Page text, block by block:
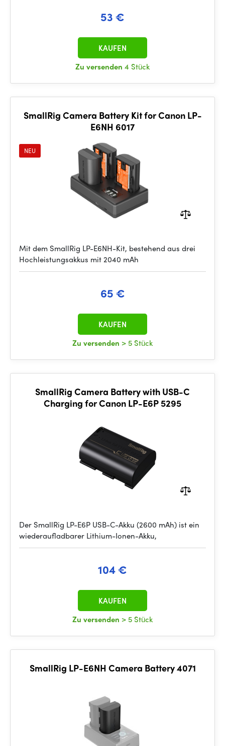
53 €
Zu versenden 4 Stück
KAUFEN
SmallRig Camera Battery Kit for Canon LP-
E6NH 6017
NEU
Mit dem SmallRig LP-E6NH-Kit, bestehend aus drei
Hochleistungsakkus mit 2040 mAh
65 €
Zu versenden > 5 Stück
KAUFEN
SmallRig Camera Battery with USB-C
Charging for Canon LP-E6P 5295
Der SmallRig LP-E6P USB-C-Akku (2600 mAh) ist ein
wiederaufladbarer Lithium-Ionen-Akku,
104 €
Zu versenden > 5 Stück
KAUFEN
SmallRig LP-E6NH Camera Battery 4071